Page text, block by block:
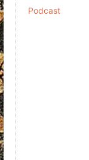
Podcast